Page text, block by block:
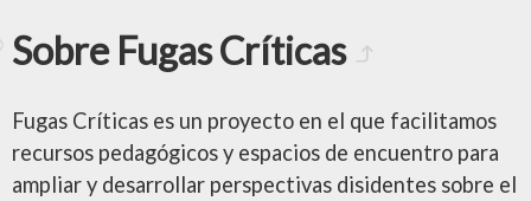
Sobre Fugas Críticas
Fugas Críticas es un proyecto en el que facilitamos
recursos pedagógicos y espacios de encuentro para
ampliar y desarrollar perspectivas disidentes sobre el